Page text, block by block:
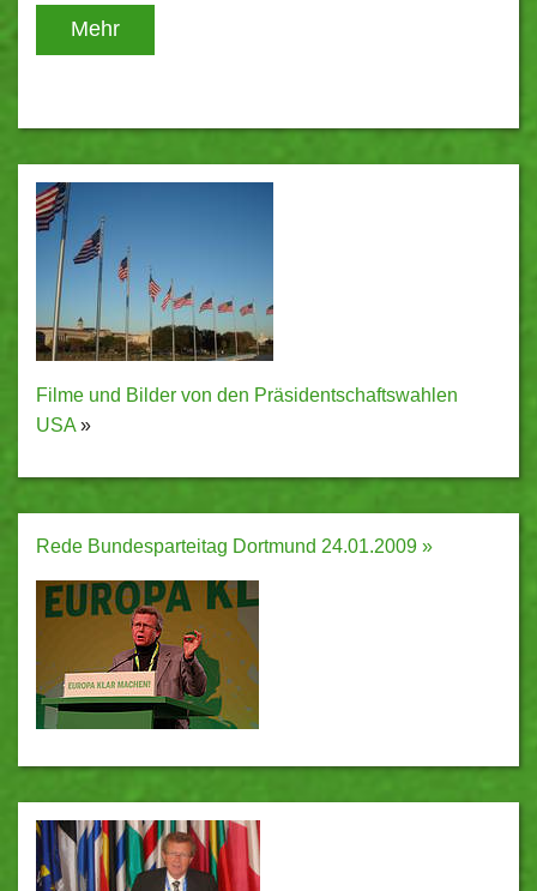
Mehr
Filme und Bilder von den Präsidentschaftswahlen
USA »
Rede Bundesparteitag Dortmund 24.01.2009 »